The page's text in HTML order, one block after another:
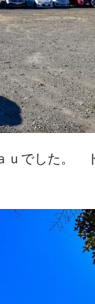
ｕでした。